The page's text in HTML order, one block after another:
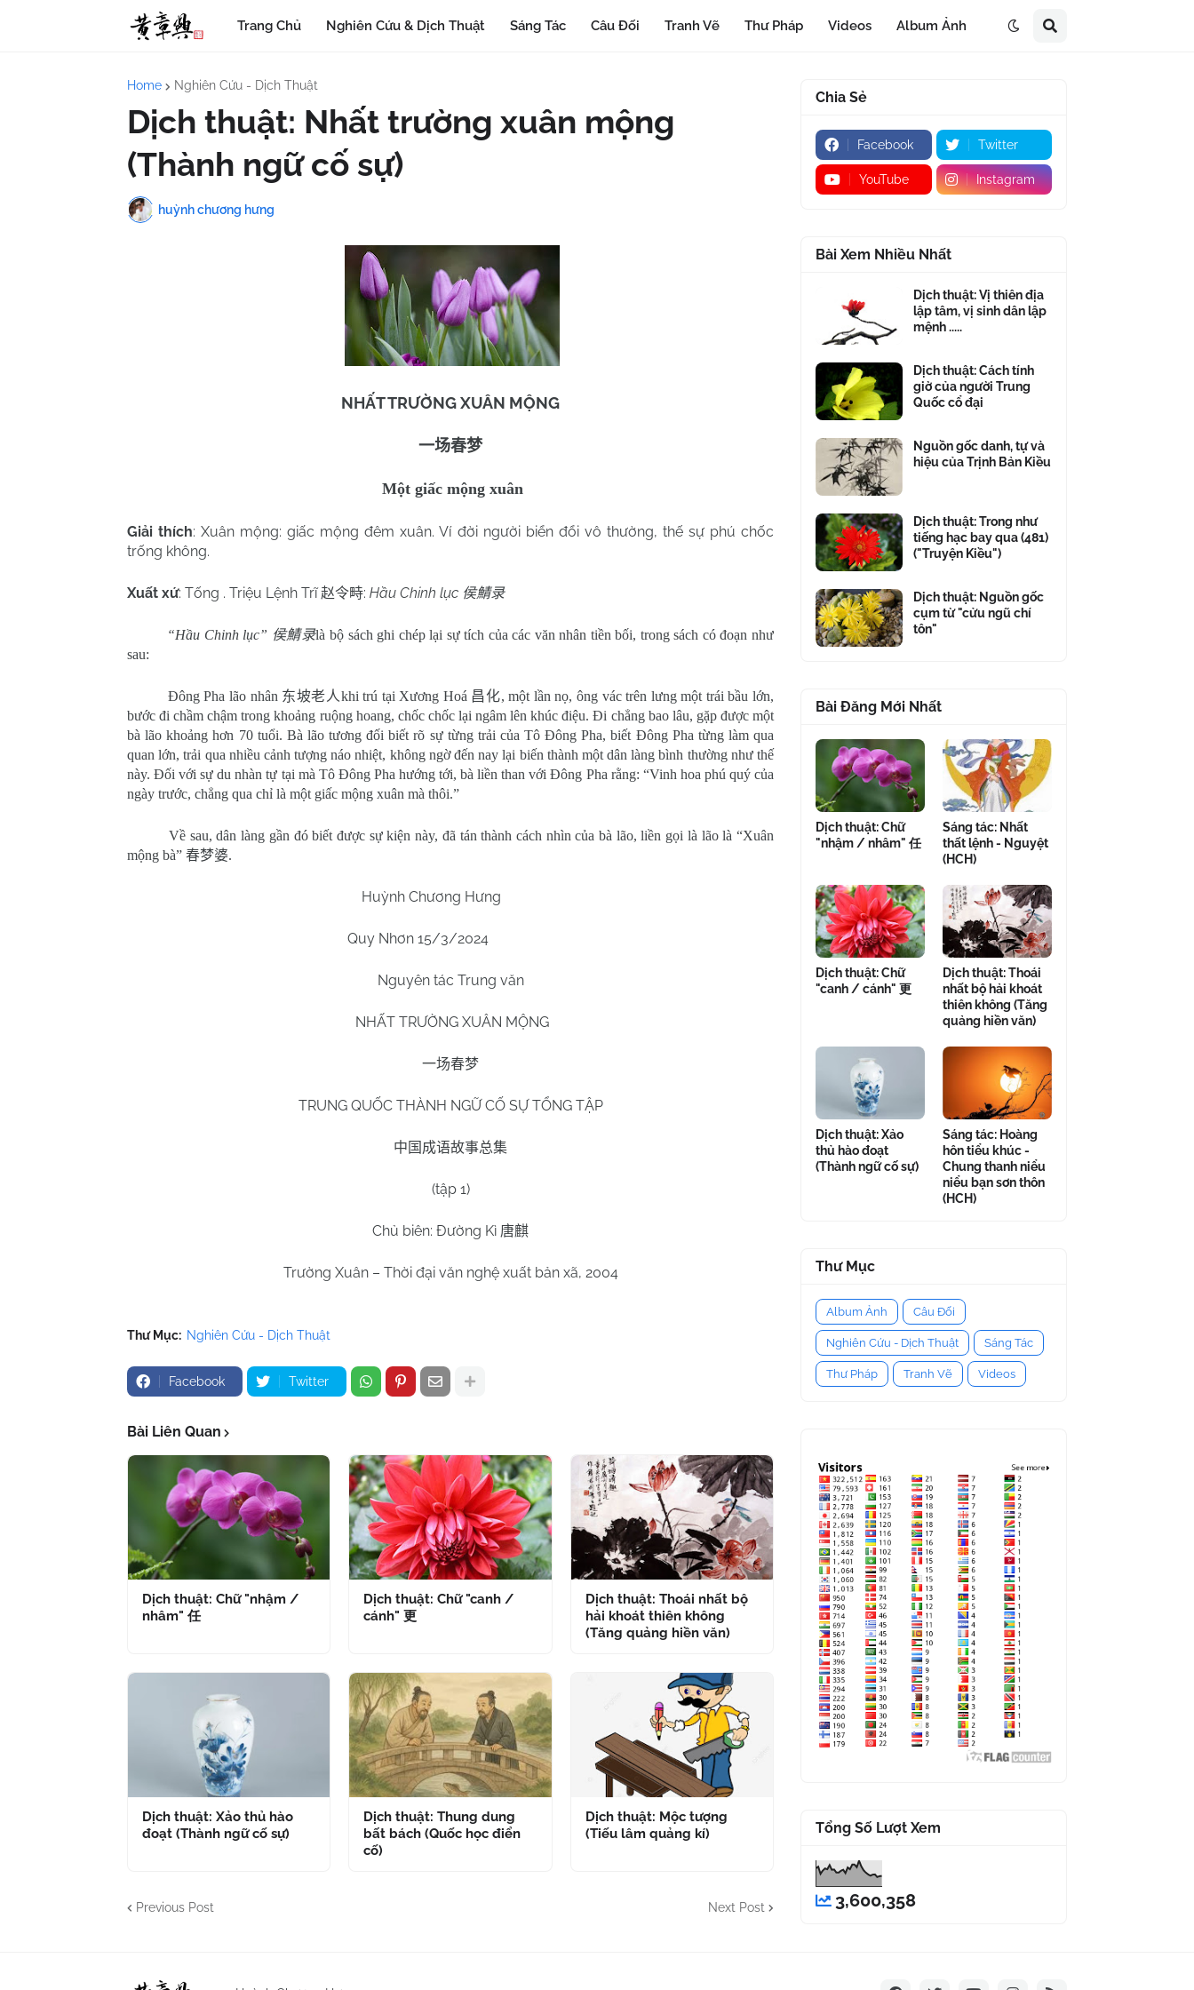
Trang Chủ Nghiên Cứu & Dịch Thuật Sáng Tác Câu Đối Tranh Vẽ Thư Pháp Videos Album Ảnh
Home Nghiên Cứu - Dịch Thuật
Dịch thuật: Nhất trường xuân mộng
(Thành ngữ cố sự)
huỳnh chương hưng
NHẤT TRƯỜNG XUÂN MỘNG
一场春梦
Một giấc mộng xuân
Giải thích: Xuân mộng: giấc mộng đêm xuân. Ví đời người biển đổi vô thường, thế sự phú chốc
trống không.
Xuất xứ: Tống . Triệu Lệnh Trĩ 赵令畤: Hầu Chinh lục 侯鯖录
“Hầu Chinh lục” 侯鯖录là bộ sách ghi chép lại sự tích của các văn nhân tiền bối, trong sách có đoạn như
sau:
Đông Pha lão nhân 东坡老人khi trú tại Xương Hoá 昌化, một lần nọ, ông vác trên lưng một trái bầu lớn,
bước đi chầm chậm trong khoảng ruộng hoang, chốc chốc lại ngâm lên khúc điệu. Đi chẳng bao lâu, gặp được một
bà lão khoảng hơn 70 tuổi. Bà lão tương đối biết rõ sự từng trải của Tô Đông Pha, biết Đông Pha từng làm qua
quan lớn, trải qua nhiều cảnh tượng náo nhiệt, không ngờ đến nay lại biến thành một dân làng bình thường như thế
này. Đối với sự du nhàn tự tại mà Tô Đông Pha hướng tới, bà liền than với Đông Pha rằng: “Vinh hoa phú quý của
ngày trước, chẳng qua chỉ là một giấc mộng xuân mà thôi.”
Về sau, dân làng gần đó biết được sự kiện này, đã tán thành cách nhìn của bà lão, liền gọi là lão là “Xuân
mộng bà” 春梦婆.
Huỳnh Chương Hưng
Quy Nhơn 15/3/2024
Nguyên tác Trung văn
NHẤT TRƯỜNG XUÂN MỘNG
一场春梦
TRUNG QUỐC THÀNH NGỮ CỐ SỰ TỔNG TẬP
中国成语故事总集
(tập 1)
Chủ biên: Đường Kì 唐麒
Trường Xuân – Thời đại văn nghệ xuất bản xã, 2004
Thư Mục: Nghiên Cứu - Dịch Thuật
Facebook Twitter
Bài Liên Quan
Dịch thuật: Chữ "nhậm /
nhâm" 任
Dịch thuật: Chữ "canh /
cánh" 更
Dịch thuật: Thoái nhất bộ
hải khoát thiên không
(Tăng quảng hiền văn)
Dịch thuật: Xảo thủ hào
đoạt (Thành ngữ cố sự)
Dịch thuật: Thung dung
bất bách (Quốc học điển
cố)
Dịch thuật: Mộc tượng
(Tiếu lâm quảng kí)
Previous Post Next Post
Chia Sẻ
Facebook Twitter
YouTube Instagram
Bài Xem Nhiều Nhất
Dịch thuật: Vị thiên địa
lập tâm, vị sinh dân lập
mệnh .....
Dịch thuật: Cách tính
giờ của người Trung
Quốc cổ đại
Nguồn gốc danh, tự và
hiệu của Trịnh Bản Kiều
Dịch thuật: Trong như
tiếng hạc bay qua (481)
("Truyện Kiều")
Dịch thuật: Nguồn gốc
cụm từ "cửu ngũ chí
tôn"
Bài Đăng Mới Nhất
Dịch thuật: Chữ
"nhậm / nhâm" 任
Sáng tác: Nhất
thất lệnh - Nguyệt
(HCH)
Dịch thuật: Chữ
"canh / cánh" 更
Dịch thuật: Thoái
nhất bộ hải khoát
thiên không (Tăng
quảng hiền văn)
Dịch thuật: Xảo
thủ hào đoạt
(Thành ngữ cố sự)
Sáng tác: Hoàng
hôn tiểu khúc -
Chung thanh niểu
niểu bạn sơn thôn
(HCH)
Thư Mục
Album Ảnh Câu Đối
Nghiên Cứu - Dịch Thuật Sáng Tác
Thư Pháp Tranh Vẽ Videos
Tổng Số Lượt Xem
3,600,358